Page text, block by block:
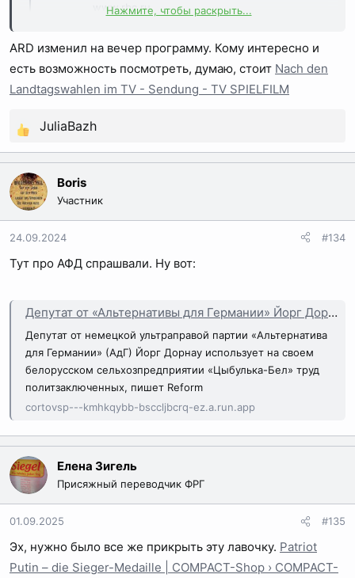
www.rbc.ru
Нажмите, чтобы раскрыть...
ARD изменил на вечер программу. Кому интересно и
есть возможность посмотреть, думаю, стоит Nach den
Landtagswahlen im TV - Sendung - TV SPIELFILM
Р
е
а
к
ц
:
JuliaBazh
Boris
Участник
24.09.2024 #134
Тут про АФД спрашвали. Ну вот:
Депутат от «Альтернативы для Германии» Йорг Дорнау использует на своем белорусском сельхозпредприятии труд политзаключенных — Reform.news
Депутат от немецкой ультраправой партии «Альтернатива
для Германии» (АдГ) Йорг Дорнау использует на своем
белорусском сельхозпредприятии «Цыбулька-Бел» труд
политзаключенных, пишет Reform
cortovsp---kmhkqybb-bsccljbcrq-ez.a.run.app
Елена Зигель
Присяжный переводчик ФРГ
01.09.2025 #135
Эх, нужно было все же прикрыть эту лавочку. Patriot
Putin – die Sieger-Medaille | COMPACT-Shop › COMPACT-